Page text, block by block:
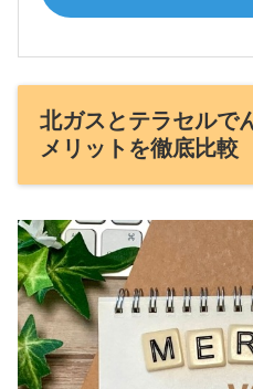
北ガスとテラセルで
メリットを徹底比較